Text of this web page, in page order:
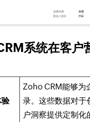
系统在客户
验
Zoho CRM能够为
录。这些数据对于
户洞察提供定制